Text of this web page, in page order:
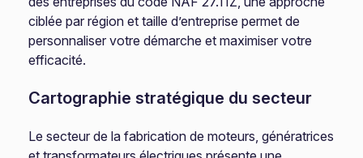
ciblée par région et taille d’entreprise permet de
personnaliser votre démarche et maximiser votre
efficacité.
Cartographie stratégique du secteur
Le secteur de la fabrication de moteurs, génératrices